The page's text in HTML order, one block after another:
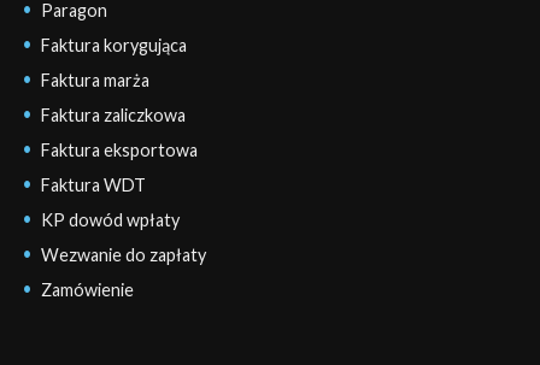
Paragon
Faktura korygująca
Faktura marża
Faktura zaliczkowa
Faktura eksportowa
Faktura WDT
KP dowód wpłaty
Wezwanie do zapłaty
Zamówienie